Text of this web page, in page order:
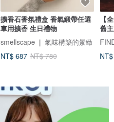
擴香石香氛禮盒 香氣緞帶任選
車用擴香 生日禮物
smellscape ❘ 氣味構築的景緻
NT$ 687 NT$ 780
【
舊